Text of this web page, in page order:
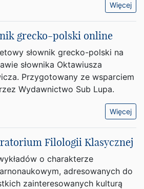
Więcej
grecko-polski online
słownik grecko-polski na
słownika Oktawiusza
Przygotowany ze wsparciem
Wydawnictwo Sub Lupa.
Więcej
Filologii Klasycznej
o charakterze
adresowanych do
zainteresowanych kulturą